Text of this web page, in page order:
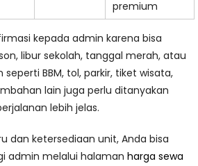
premium
kepada admin karena bisa
libur sekolah, tanggal merah, atau
BBM, tol, parkir, tiket wisata,
lain juga perlu ditanyakan
lebih jelas.
dan ketersediaan unit, Anda bisa
admin melalui halamanharga sewa